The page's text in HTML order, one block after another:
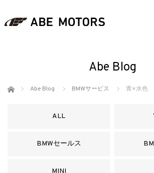
Abe Blog
ホーム Abe Blog BMWサービス 青×水色
ALL
BMWセールス
MINI